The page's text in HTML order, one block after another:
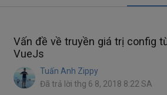
Vấn đề về truyền giá trị config
VueJs
Tuấn Anh Zippy
Đã trả lời thg 6 8, 2018 8:22 SA